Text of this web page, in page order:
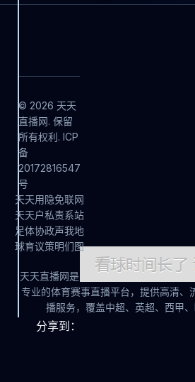
分享到：
© 2026 天天
直播网. 保留
所有权利. ICP
备
20172816547
号
天
天
足
球
天
天
体
育
用
户
协
议
隐
私
政
策
免
责
声
明
联
系
我
们
网
站
地
图
天天直播网是
专业的体育赛事直播平台，提供高清、
播服务，覆盖中超、英超、西甲、